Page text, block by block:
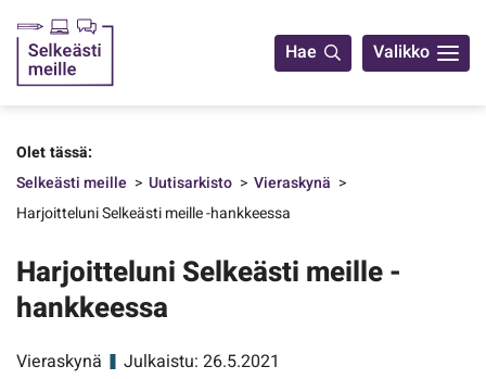
Hae Valikko
Yhteystiedot
Olet tässä:
Selkeästi meille
Uutisarkisto
Vieraskynä
Harjoitteluni Selkeästi meille -hankkeessa
Harjoitteluni Selkeästi meille -
hankkeessa
Vieraskynä
Julkaistu: 26.5.2021